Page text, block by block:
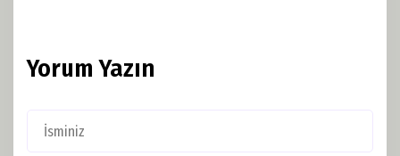
Yorum Yazın